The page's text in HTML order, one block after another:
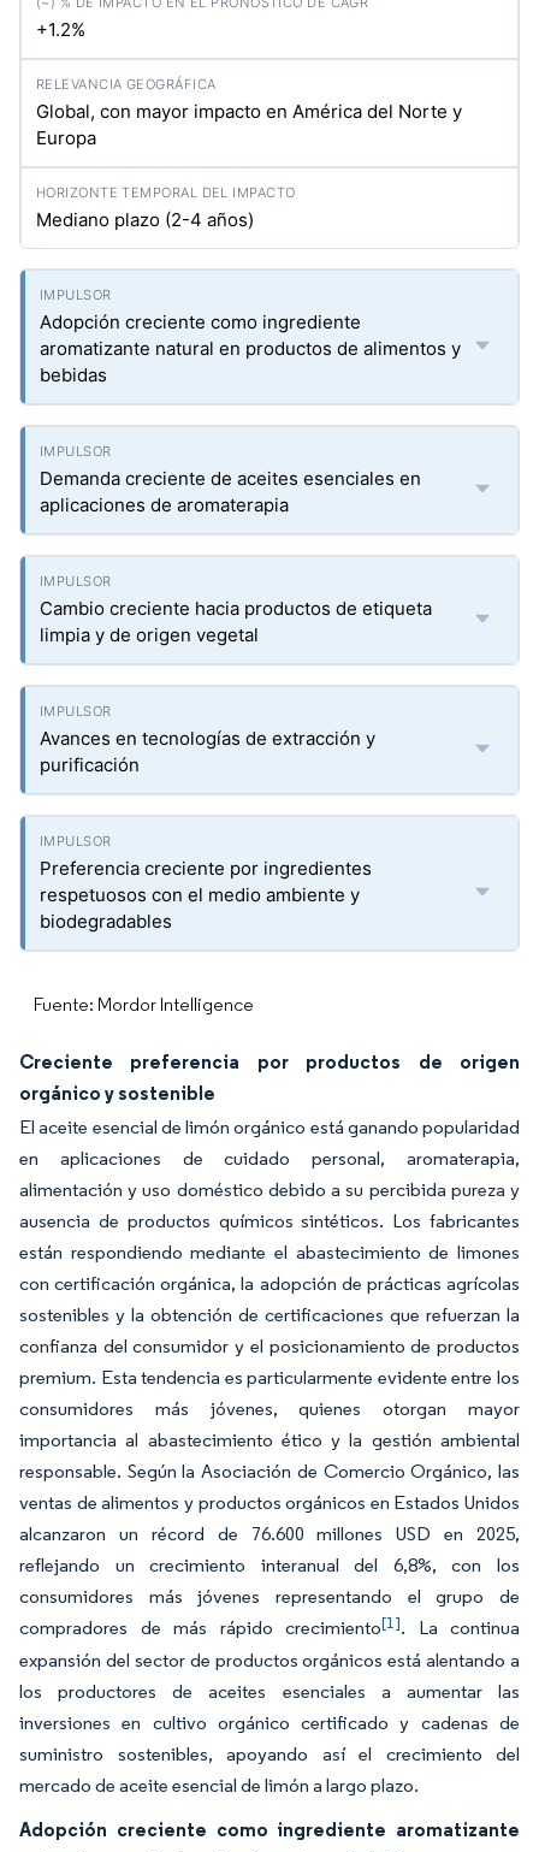
+1.2%
Global, con mayor impacto en América del Norte y
Europa
Mediano plazo (2-4 años)
Adopción creciente como ingrediente
aromatizante natural en productos de alimentos y
bebidas
Demanda creciente de aceites esenciales en
aplicaciones de aromaterapia
Cambio creciente hacia productos de etiqueta
limpia y de origen vegetal
Avances en tecnologías de extracción y
purificación
Preferencia creciente por ingredientes
respetuosos con el medio ambiente y
biodegradables
Fuente: Mordor Intelligence
Creciente preferencia por productos de origen
orgánico y sostenible
El aceite esencial de limón orgánico está ganando popularidad
en aplicaciones de cuidado personal, aromaterapia,
alimentación y uso doméstico debido a su percibida pureza y
ausencia de productos químicos sintéticos. Los fabricantes
están respondiendo mediante el abastecimiento de limones
con certificación orgánica, la adopción de prácticas agrícolas
sostenibles y la obtención de certificaciones que refuerzan la
confianza del consumidor y el posicionamiento de productos
premium. Esta tendencia es particularmente evidente entre los
consumidores más jóvenes, quienes otorgan mayor
importancia al abastecimiento ético y la gestión ambiental
responsable. Según la Asociación de Comercio Orgánico, las
ventas de alimentos y productos orgánicos en Estados Unidos
alcanzaron un récord de 76.600 millones USD en 2025,
reflejando un crecimiento interanual del 6,8%, con los
consumidores más jóvenes representando el grupo de
compradores de más rápido crecimiento[1]. La continua
expansión del sector de productos orgánicos está alentando a
los productores de aceites esenciales a aumentar las
inversiones en cultivo orgánico certificado y cadenas de
suministro sostenibles, apoyando así el crecimiento del
mercado de aceite esencial de limón a largo plazo.
Adopción creciente como ingrediente aromatizante